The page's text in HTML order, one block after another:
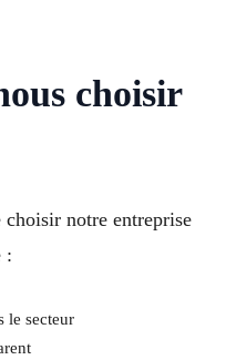
choisir
notre entreprise
:
le secteur